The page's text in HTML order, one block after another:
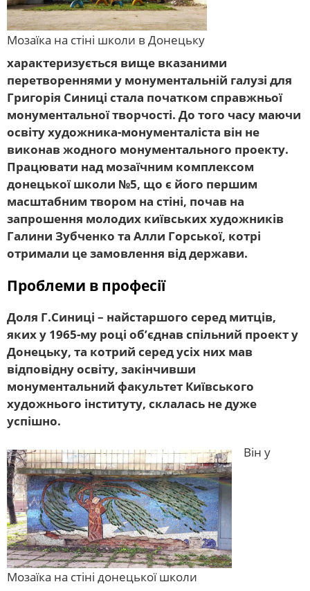
Мозаїка на стіні школи в Донецьку
характеризується вище вказаними
перетвореннями у монументальній галузі для
Григорія Синиці стала початком справжньої
монументальної творчості. До того часу маючи
освіту художника-монументаліста він не
виконав жодного монументального проекту.
Працювати над мозаїчним комплексом
донецької школи №5, що є його першим
масштабним твором на стіні, почав на
запрошення молодих київських художників
Галини Зубченко та Алли Горської, котрі
отримали це замовлення від держави.
Проблеми в професії
Доля Г.Синиці – найстаршого серед митців,
яких у 1965-му році об’єднав спільний проект у
Донецьку, та котрий серед усіх них мав
відповідну освіту, закінчивши
монументальний факультет Київського
художнього інституту, склалась не дуже
успішно.
Мозаїка на стіні донецької школи
Він у